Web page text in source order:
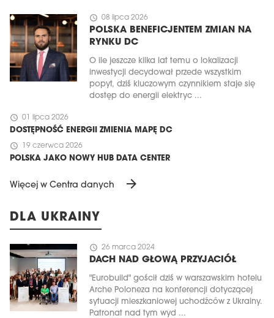
schedule 08 lipca 2026
POLSKA BENEFICJENTEM ZMIAN NA
RYNKU DC
O ile jeszcze kilka lat temu o lokalizacji
inwestycji decydował przede wszystkim
popyt, dziś kluczowym czynnikiem staje się
dostęp do energii elektryc ...
schedule 01 lipca 2026
DOSTĘPNOŚĆ ENERGII ZMIENIA MAPĘ DC
schedule 19 czerwca 2026
POLSKA JAKO NOWY HUB DATA CENTER
Więcej w Centra danych arrow_forward
DLA UKRAINY
schedule 26 marca 2024
DACH NAD GŁOWĄ PRZYJACIÓŁ
"Eurobuild" gościł dziś w warszawskim hotelu
Arche Poloneza na konferencji dotyczącej
sytuacji mieszkaniowej uchodźców z Ukrainy.
Patronat nad tym wyd ...